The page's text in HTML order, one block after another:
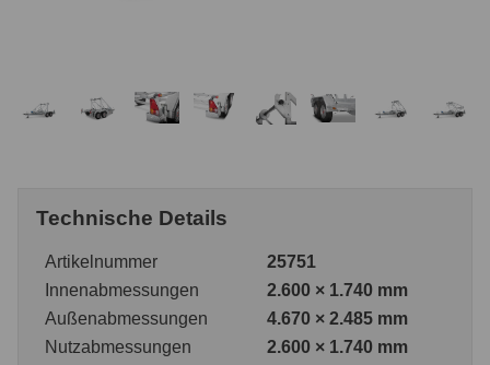
Technische Details
Artikelnummer
25751
Innenabmessungen
2.600 × 1.740 mm
Außenabmessungen
4.670 × 2.485 mm
Nutzabmessungen
2.600 × 1.740 mm